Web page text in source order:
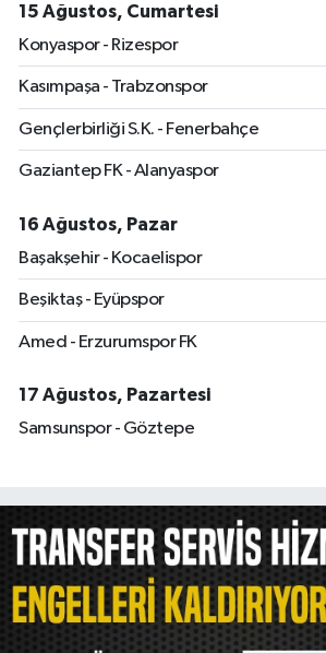
15 Ağustos, Cumartesi
Konyaspor - Rizespor
Kasımpaşa - Trabzonspor
Gençlerbirliği S.K. - Fenerbahçe
Gaziantep FK - Alanyaspor
16 Ağustos, Pazar
Başakşehir - Kocaelispor
Beşiktaş - Eyüpspor
Amed - Erzurumspor FK
17 Ağustos, Pazartesi
Samsunspor - Göztepe